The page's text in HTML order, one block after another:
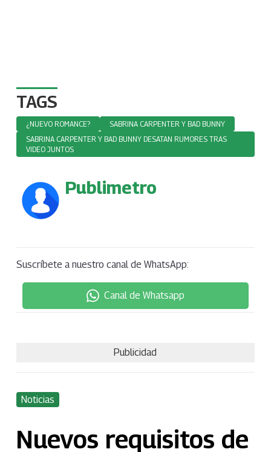
TAGS
¿NUEVO ROMANCE?
SABRINA CARPENTER Y BAD BUNNY
SABRINA CARPENTER Y BAD BUNNY DESATAN RUMORES TRAS
VIDEO JUNTOS
Publimetro
Suscríbete a nuestro canal de WhatsApp:
Canal de Whatsapp
Publicidad
Noticias
Nuevos requisitos de